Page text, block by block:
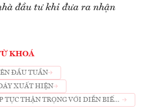
đầu tư khi đưa ra nhận
KHOÁ
ĐẦU TUẦN
XUẤT HIỆN
TỤC THẬN TRỌNG VỚI DIỄN BIẾN